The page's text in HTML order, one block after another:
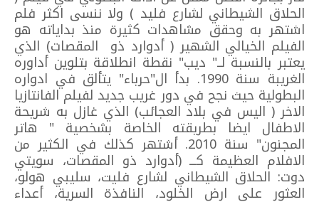
الحلاق الشيطاني لشارع فليد ) ولا ننسى اكثر فلم
اشتهر به وحقق مشاهدات كثيرة منذ بداياته هو
الفيلم الخيالي الشهير ( أدوارد ذو المقصات) الذي
يعتبر بالنسبة لــ" ديب" نقطة انطلاقة بتلوين أداوره
الغريبة سنة 1990. بدأ ال"حرباء" يتألق في ادواره
البطولية حيث نجح في دور غريب جديد لفيلم الفانتازيا
الاخر ( اليس في بلاد العجائب) الذي غازل به شريحة
الاطفال ايضا بطريقته الخاصة بشخصية " هاتر
المجنون" سنة 2010. أشتهر كذلك في الكثير من
الافلام العظيمة كـــ (أدوارد ذو المقصات، سويتي
دوت: الحلاق الشيطاني لشارع فليت، سليبي هولو،
العثور على ارض الخلود، النافذة السرية، أعداء